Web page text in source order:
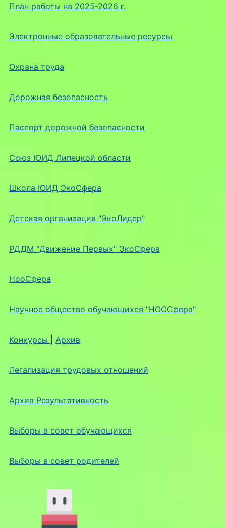
План работы на 2025-2026 г.
Электронные образовательные ресурсы
Охрана труда
Дорожная безопасность
Паспорт дорожной безопасности
Союз ЮИД Липецкой области
Школа ЮИД ЭкоСфера
Детская организация "ЭкоЛидер"
РДДМ "Движение Первых" ЭкоСфера
НооСфера
Научное общество обучающихся "НООСфера"
Конкурсы Архив
Легализация трудовых отношений
Архив Результативность
Выборы в совет обучающихся
Выборы в совет родителей